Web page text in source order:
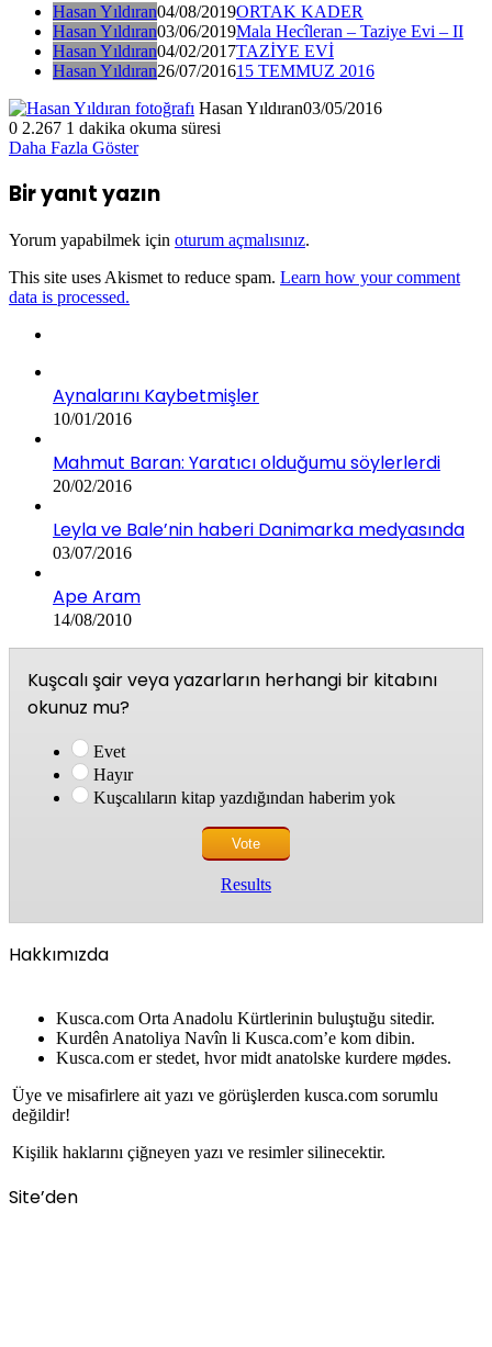
Hasan Yıldıran04/08/2019ORTAK KADER
Hasan Yıldıran03/06/2019Mala Hecîleran – Taziye Evi – II
Hasan Yıldıran04/02/2017TAZİYE EVİ
Hasan Yıldıran26/07/201615 TEMMUZ 2016
Hasan Yıldıran03/05/2016
0 2.267 1 dakika okuma süresi
Daha Fazla Göster
Bir yanıt yazın
Yorum yapabilmek için oturum açmalısınız.
This site uses Akismet to reduce spam. Learn how your comment
data is processed.
Aynalarını Kaybetmişler
10/01/2016
Mahmut Baran: Yaratıcı olduğumu söylerlerdi
20/02/2016
Leyla ve Bale’nin haberi Danimarka medyasında
03/07/2016
Ape Aram
14/08/2010
Kuşcalı şair veya yazarların herhangi bir kitabını
okunuz mu?
Evet
Hayır
Kuşcalıların kitap yazdığından haberim yok
Results
Hakkımızda
Kusca.com Orta Anadolu Kürtlerinin buluştuğu sitedir.
Kurdên Anatoliya Navîn li Kusca.com’e kom dibin.
Kusca.com er stedet, hvor midt anatolske kurdere mødes.
Üye ve misafirlere ait yazı ve görüşlerden kusca.com sorumlu
değildir!
Kişilik haklarını çiğneyen yazı ve resimler silinecektir.
Site’den